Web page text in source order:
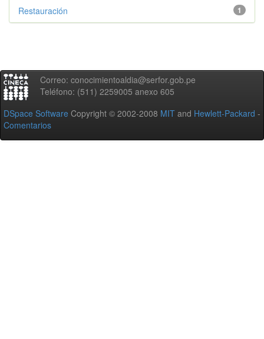
1
Restauración
Correo: conocimientoaldia@serfor.gob.pe
Teléfono: (511) 2259005 anexo 605
DSpace Software Copyright © 2002-2008 MIT and Hewlett-Packard -
Comentarios